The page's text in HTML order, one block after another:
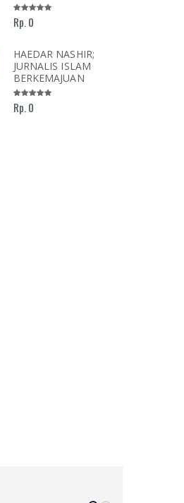
Rp. 0
HAEDAR NASHIR;
JURNALIS ISLAM
BERKEMAJUAN
Rp. 0